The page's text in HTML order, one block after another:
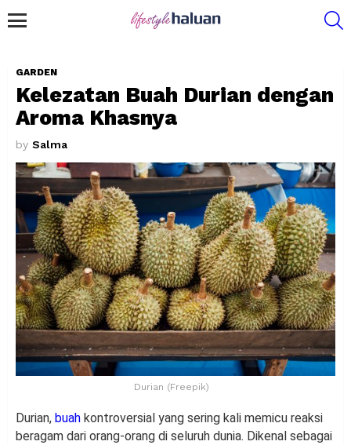
GARDEN
Kelezatan Buah Durian dengan
Aroma Khasnya
by Salma
Durian (Freepik)
Durian, buah kontroversial yang sering kali memicu reaksi
beragam dari orang-orang di seluruh dunia. Dikenal sebagai